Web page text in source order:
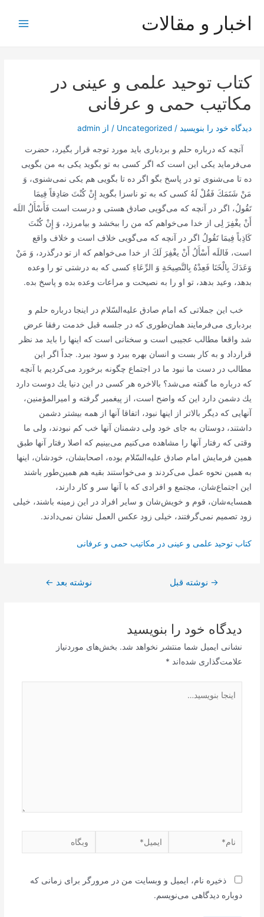
اخبار و مقالات
کتاب توحید علمی و عینی در
مکاتیب حمی و عرفانی
دیدگاه‌ خود را بنویسید /
Uncategorized / از admin
آنچه كه درباره حلم و بردباری باید مورد توجه قرار بگیرد، حضرت
می‌فرماید یكی این است كه اگر كسی به تو بگوید یكی به من بگویی
ده تا می‌شنوی تو در پاسخ بگو اگر ده تا بگویی هم یكی نمی‌شنوی، وَ
مَنْ شَتَمَكَ فَقُلْ لَهُ‌ كسی كه به تو ناسزا بگوید إِنْ كُنْتَ صَادِقاً فِيمَا
تَقُولُ، اگر در آنچه كه می‌گویی صادق هستی و درست است‌ فَأَسْأَلُ اللَه
أَنْ يغْفِرَ لِى‌ از خدا می‌خواهم كه من را ببخشد و بیامرزد، وَ إِنْ كُنْتَ
كَاذِباً فِيمَا تَقُولُ‌ اگر در آنچه كه می‌گویی خلاف است و خلاف واقع
است، فَاللَه أَسْأَلُ أَنْ يغْفِرَ لَكَ‌ از خدا می‌خواهم كه از تو درگذرد، وَ مَنْ
وَعَدَكَ بِالْخَنَا فَعِدْهُ بِالنَّصِيحَةِ وَ الرِّعَاءِ كسی كه به درشتی تو را وعده
بدهد، وعید بدهد، تو او را به نصیحت و مراعات وعده بده و پاسخ بده.
خب این جملاتی كه امام صادق علیه‌السّلام در اینجا درباره حلم و
بردباری می‌فرمایند همان‌طوری كه در جلسه قبل خدمت رفقا عرض
شد واقعا مطالب عجیبی است و سخنانی است كه اینها را باید مد نظر
قرارداد و به كار بست و انسان بهره ببرد و سود ببرد. جداً اگر این
مطالب در دست ما نبود ما در اجتماع چگونه برخورد می‌كردیم با آنچه
كه درباره ما گفته می‌شد؟ بالاخره هر كسی در این دنیا یك دوست دارد
یك دشمن دارد این كه واضح است، از پیغمبر گرفته و امیرالمؤمنین،
آنهایی كه دیگر بالاتر از اینها نبود، اتفاقا آنها از همه بیشتر دشمن
داشتند، دوستان به جای خود ولی دشمنان آنها خب كم نبودند، ولی ما
وقتی كه رفتار آنها را مشاهده می‌كنیم می‌بینیم كه اصلا رفتار آنها طبق
همین فرمایش امام صادق علیه‌السّلام بوده، اصحابشان، خودشان، اینها
به همین نحوه عمل می‌كردند و می‌خواستند بقیه هم همین‌طور باشند
این اجتماع‌شان، مجتمع و افرادی كه با آنها سر و كار دارند،
همسایه‌شان، قوم و خویش‌شان و سایر افراد در این زمینه باشند، خیلی
زود تصمیم نمی‌گرفتند، خیلی زود عكس العمل نشان نمی‌دادند.
کتاب توحید علمی و عینی در مکاتیب حمی و عرفانی
راهبری
→ نوشته قبل نوشته بعد ←
دیدگاه‌ خود را بنویسید
نشانی ایمیل شما منتشر نخواهد شد. بخش‌های موردنیاز
علامت‌گذاری شده‌اند *
بنویسید…
نام* ایمیل* وبگاه
ذخیره نام، ایمیل و وبسایت من در مرورگر برای زمانی که
دوباره دیدگاهی می‌نویسم.